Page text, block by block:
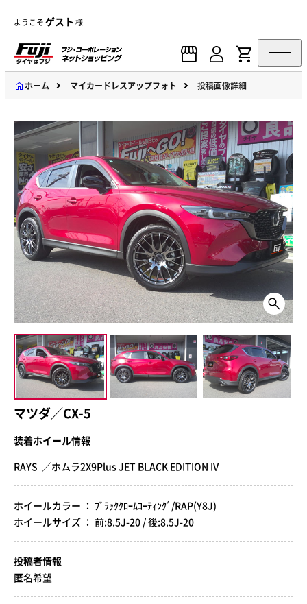
ようこそゲスト 様
ホーム マイカードレスアップフォト 投稿画像詳細
マツダ／CX-5
装着ホイール情報
RAYS ／ホムラ2X9Plus JET BLACK EDITION IV
ホイールカラー ： ﾌﾞﾗｯｸｸﾛｰﾑｺｰﾃｨﾝｸﾞ/RAP(Y8J)
ホイールサイズ ： 前:8.5J-20 / 後:8.5J-20
投稿者情報
匿名希望